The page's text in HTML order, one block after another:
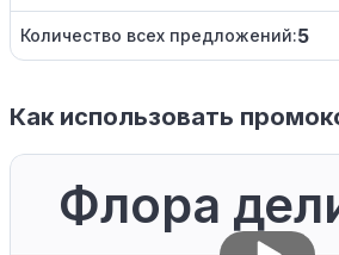
Количество всех предложений:5
Как использовать
Флора